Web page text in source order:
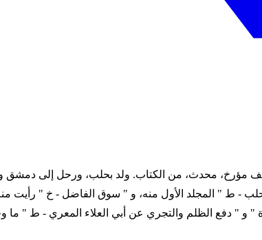
588 - 660 التاريخ الميلادي 1192 - 1262 ترجمة المؤلف مؤرخ، محدث، من
- ط " المجلد الأول منه، و " سوق الفاضل - خ " رأيت
و " دفع الظلم والتجري عن أبي العلاء المعري - ط " ما